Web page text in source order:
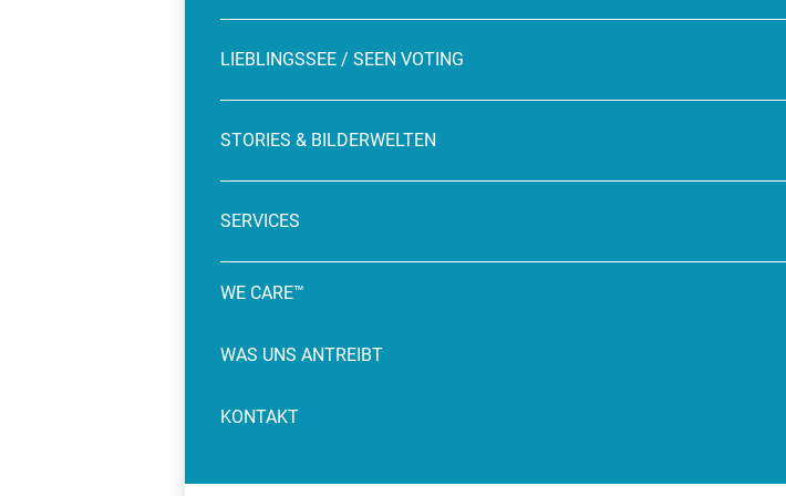
LIEBLINGSSEE / SEEN VOTING
STORIES & BILDERWELTEN
SERVICES
WE CARE™
WAS UNS ANTREIBT
KONTAKT